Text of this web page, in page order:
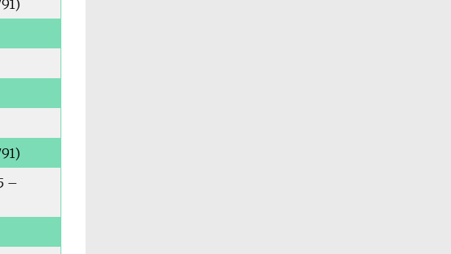
–